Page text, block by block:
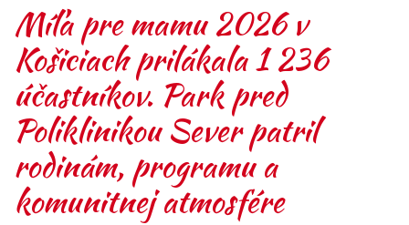
Míľa pre mamu 2026 v
Košiciach prilákala 1 236
účastníkov. Park pred
Poliklinikou Sever patril
rodinám, programu a
komunitnej atmosfére